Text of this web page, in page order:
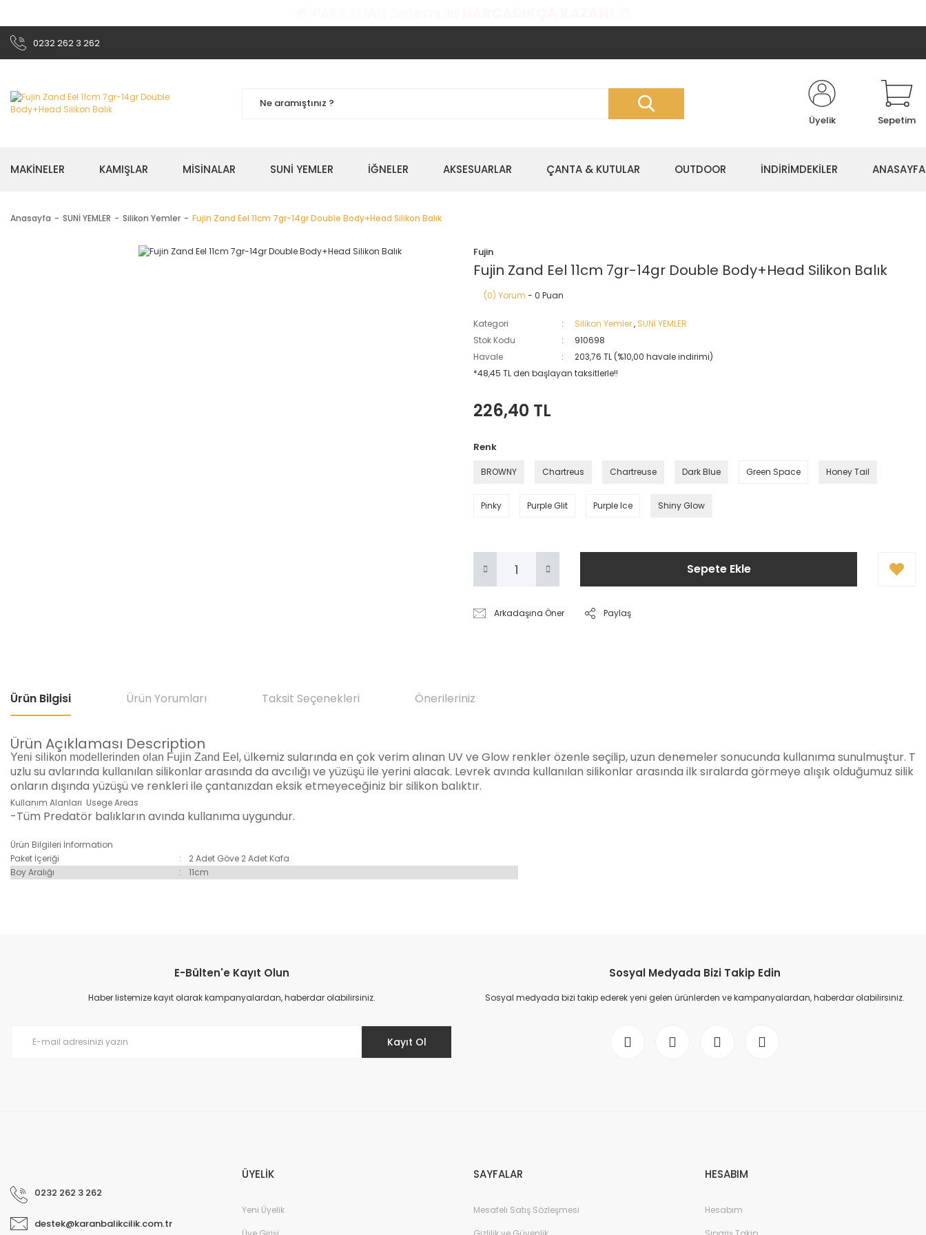
0232 262 3 262
Üyelik Sepetim
MAKİNELER KAMIŞLAR MİSİNALAR SUNİ YEMLER İĞNELER AKSESUARLAR ÇANTA & KUTULAR OUTDOOR İNDİRİMDEKİLER ANASAYFA
Anasayfa SUNİ YEMLER Silikon Yemler Fujin Zand Eel 11cm 7gr-14gr Double Body+Head Silikon Balık
Fujin
Fujin Zand Eel 11cm 7gr-14gr Double Body+Head Silikon Balık
(0) Yorum - 0 Puan
Kategori Silikon Yemler, SUNİ YEMLER
Stok Kodu
910698
Havale
203,76 TL (%10,00 havale indirimi)
*48,45 TL den başlayan taksitlerle!!
226,40 TL
Renk
BROWNY Chartreus Chartreuse Dark Blue Green Space Honey Tail
Pinky Purple Glit Purple Ice Shiny Glow
Sepete Ekle
Arkadaşına Öner Paylaş
Ürün Bilgisi Ürün Yorumları Taksit Seçenekleri Önerileriniz
Ürün Açıklaması Description
Yeni silikon modellerinden olan Fujin Zand Eel ,ülkemiz sularında en çok verim alınan UV ve Glow renkler özenle seçilip, uzun denemeler sonucunda kullanıma sunulmuştur. T
uzlu su avlarında kullanılan silikonlararasında da avcılığı ve yüzüşü ile yerini alacak. Levrek avında kullanılan silikonlararasında ilk sıralarda görmeye alışık olduğumuz silik
onların dışında yüzüşü ve renkleri ile çantanızdan eksik etmeyeceğiniz birsilikon balıktır.
Kullanım Alanları Usege Areas
-Tüm Predatör balıkların avında kullanıma uygundur.
Ürün Bilgileri İnformation
Paket İçeriği
:
2 Adet Göve 2 Adet Kafa
Boy Aralığı
: 11cm
Ürün resmi kalitesiz, bozuk veya görüntülenemiyor.
Ürün açıklamasında eksik bilgiler bulunuyor.
E-Bülten'e Kayıt Olun
Haber listemize kayıt olarak kampanyalardan, haberdar olabilirsiniz.
Kayıt Ol
Sosyal Medyada Bizi Takip Edin
Sosyal medyada bizi takip ederek yeni gelen ürünlerden ve kampanyalardan, haberdar olabilirsiniz.
0232 262 3 262
destek@karanbalikcilik.com.tr
ÜYELİK
Yeni Üyelik
SAYFALAR
Mesafeli Satış Sözleşmesi
HESABIM
Hesabım